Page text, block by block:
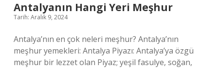
Antalyanın Hangi Yeri Meşhur
Tarih: Aralık 9, 2024
Antalya’nın en çok neleri meşhur? Antalya’nın
meşhur yemekleri: Antalya Piyazı: Antalya’ya özgü
meşhur bir lezzet olan Piyaz; yeşil fasulye, soğan,